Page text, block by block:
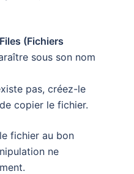
(Fichiers
sous son nom
pas, créez-le
copier le fichier.
fichier au bon
ne